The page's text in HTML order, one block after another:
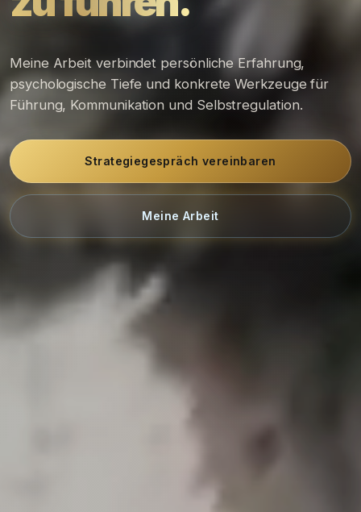
Meine Arbeit verbindet persönliche Erfahrung,
psychologische Tiefe und konkrete Werkzeuge für
Führung, Kommunikation und Selbstregulation.
Strategiegespräch vereinbaren
Meine Arbeit